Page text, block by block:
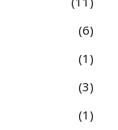
6
1
3
1